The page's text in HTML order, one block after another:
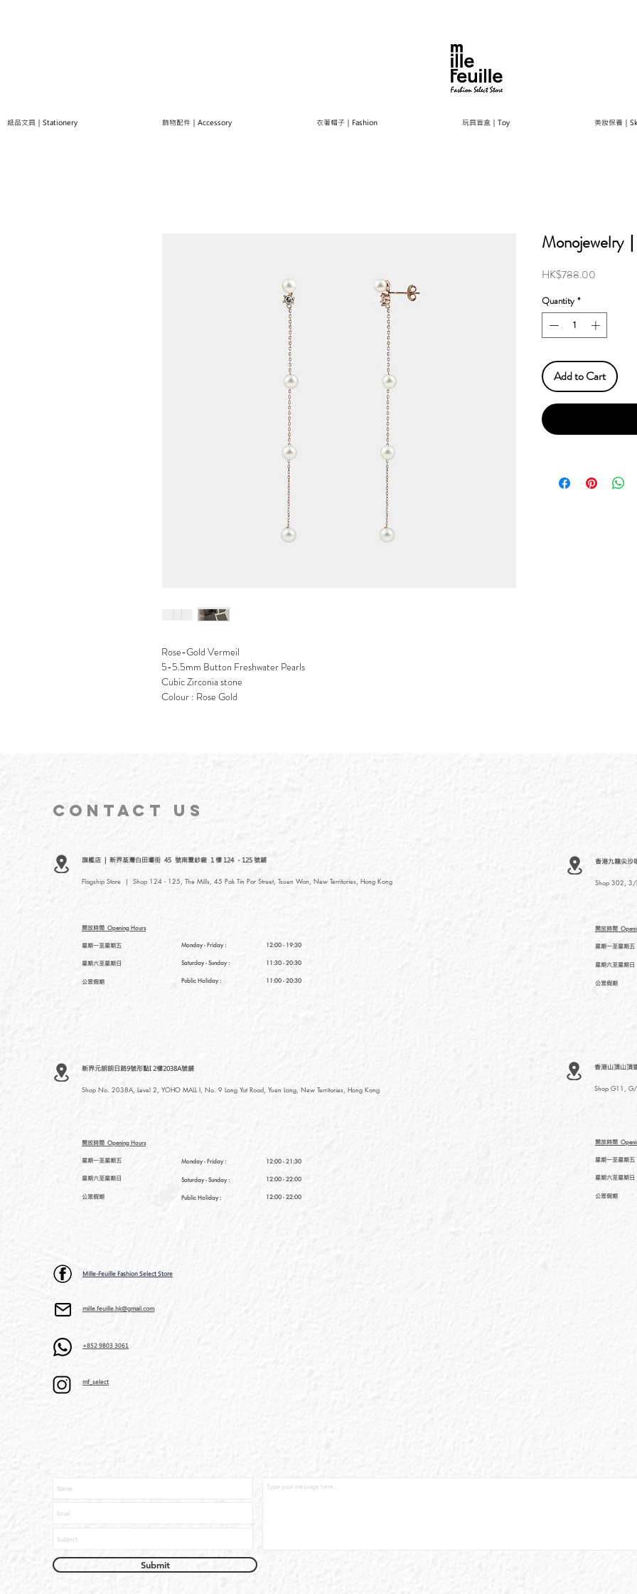
紙品文具｜Stationery 飾物配件｜Accessory 衣著帽子｜Fashion 玩具盲盒｜Toy 美妝保養｜
Rose-Gold Vermeil
5-5.5mm Button Freshwater Pearls
Cubic Zirconia stone
Colour : Rose Gold
Monojewelry
HK$788.00
Quantity *
Add to Cart
CONTACT US
旗艦店 | 新界荃灣白田壩街 45 號南豐紗廠 1 樓 124 - 125 號鋪
Flagship Store | Shop 124 - 125, The Mills, 45 Pak Tin Par Street, Tsuen Wan, New Territories, Hong Kong
開放時間 Opening Hours
星期一至星期五
星期六至星期日
公眾假期
Monday - Friday :
Saturday- Sunday :
Public Holiday :
12:00 - 19:30
11:30 - 20:30
11:00 - 20:30
新界元朗朗日路9號形點I 2樓2038A號舖
Shop No. 2038A, Level 2, YOHO MALL I, No. 9 Long Yat Road, Yuen Long, New Territories, Hong Kong
開放時間 Opening Hours
星期一至星期五
星期六至星期日
公眾假期
Monday - Friday :
Saturday- Sunday :
Public Holiday :
12:00 - 21:30
12:00 - 22:00
12:00 - 22:00
香港九龍尖沙
Shop 302, 3/
開放時間
星期一至星期五
星期六至星期日
公眾假期
香港山頂山頂
Shop G11, G/
開放時間
星期一至星期五
星期六至星期日
公眾假期
Mille-Feuille Fashion Select Store
mille.feuille.hk@gmail.com
+852 9803 3061
mf_select
Submit